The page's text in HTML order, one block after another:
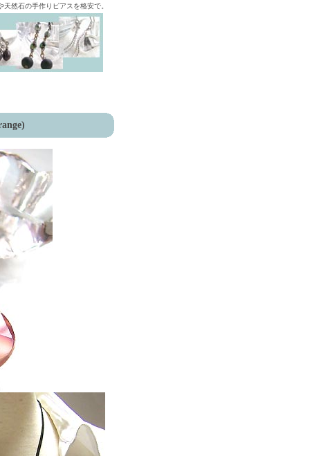
然石の手作りピアスを格安で。